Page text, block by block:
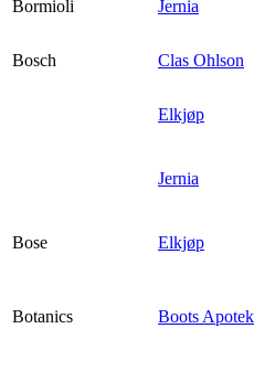
Bormioli Jernia
Bosch
Clas Ohlson
Elkjøp
Jernia
Bose Elkjøp
Botanics Boots Apotek